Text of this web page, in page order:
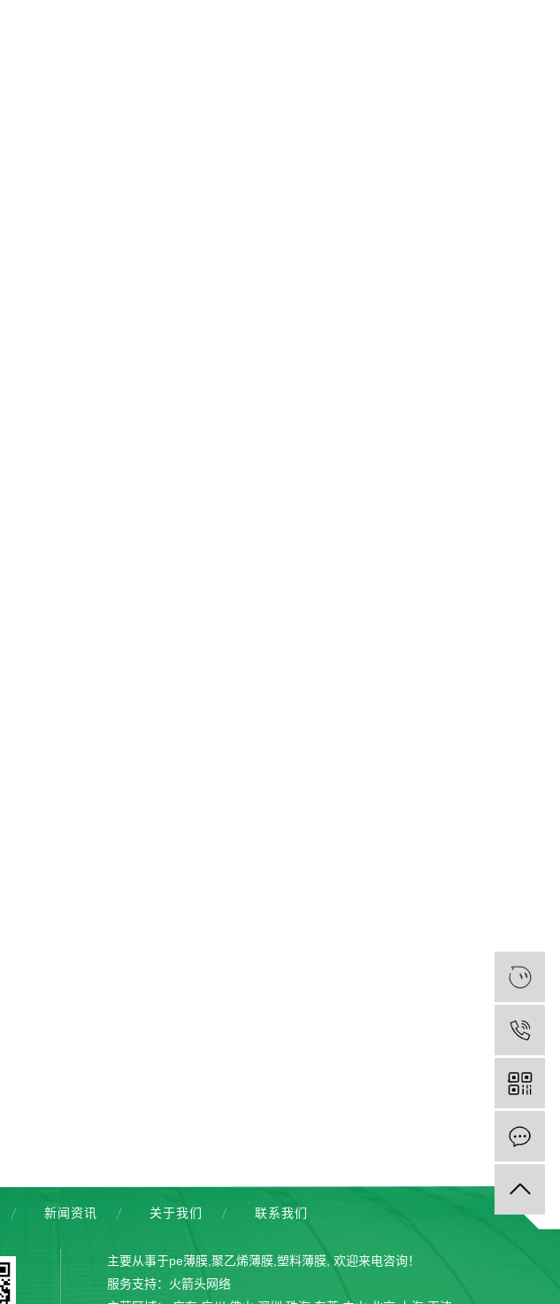
新闻资讯 关于我们 联系我们
主要从事于pe薄膜 聚乙烯薄膜 塑料薄膜 , 欢迎来电咨询！
服务支持： 火箭头网络